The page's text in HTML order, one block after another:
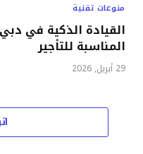
منوعات تقنية
القيادة الذكية في
المناسبة للتأجير
29 أبريل, 2026